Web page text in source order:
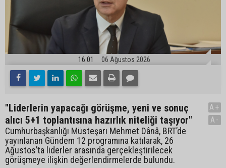
16:01 06 Ağustos 2026
"Liderlerin yapacağı görüşme, yeni ve sonuç
alıcı 5+1 toplantısına hazırlık niteliği taşıyor"
Cumhurbaşkanlığı Müsteşarı Mehmet Dânâ, BRT’de
yayınlanan Gündem 12 programına katılarak, 26
Ağustos’ta liderler arasında gerçekleştirilecek
görüşmeye ilişkin değerlendirmelerde bulundu.
A+
A-